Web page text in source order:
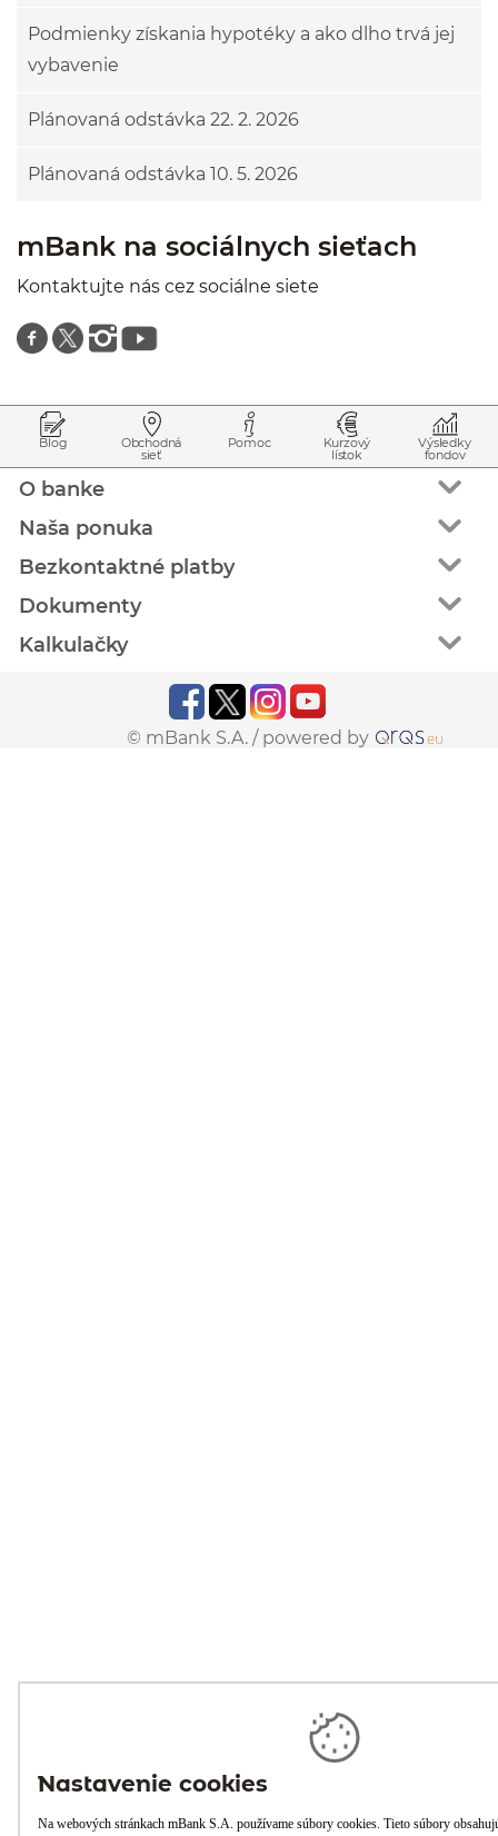
Podmienky získania hypotéky a ako dlho trvá jej
vybavenie
Plánovaná odstávka 22. 2. 2026
Plánovaná odstávka 10. 5. 2026
mBank na sociálnych sieťach
Kontaktujte nás cez sociálne siete
Znajdź nas na facebooku
Znajdź nas na twitterze
Znajdź nas na instagramie
Znajdź nas na youtube
Blog Obchodná
sieť
Pomoc Kurzový
lístok
Výsledky
fondov
O banke
Naša ponuka
Bezkontaktné platby
Dokumenty
Kalkulačky
© mBank S.A. / powered by